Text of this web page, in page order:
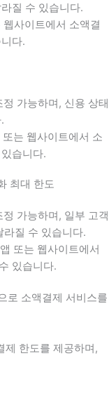
질 수 있습니다.
사이트에서 소액결
다.
가능하며, 신용 상태
는 웹사이트에서 소
습니다.
최대 한도
가능하며, 일부 고객
라질 수 있습니다.
또는 웹사이트에서
있습니다.
로 소액결제 서비스를
제 한도를 제공하며,